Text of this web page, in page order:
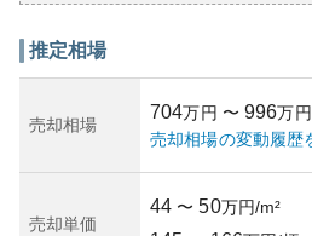
推定相場
売却相場
704万円 〜 996万円
売却相場の変動履歴
売却単価
44 〜 50万円/m²